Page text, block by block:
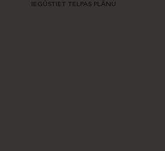
IEGŪSTIET TELPAS PLĀNU